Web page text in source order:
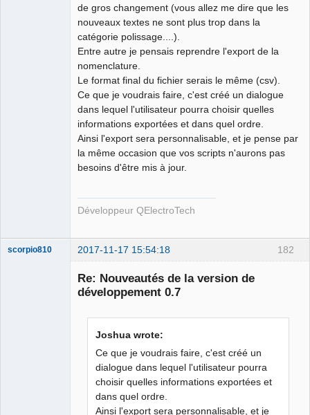
de gros changement (vous allez me dire que les
nouveaux textes ne sont plus trop dans la
catégorie polissage....).
Entre autre je pensais reprendre l'export de la
nomenclature.
Le format final du fichier serais le même (csv).
Ce que je voudrais faire, c'est créé un dialogue
dans lequel l'utilisateur pourra choisir quelles
informations exportées et dans quel ordre.
Ainsi l'export sera personnalisable, et je pense par
la même occasion que vos scripts n'aurons pas
besoins d'être mis à jour.
Développeur QElectroTech
182
scorpio810 2017-11-17 15:54:18
Re: Nouveautés de la version de
développement 0.7
Joshua wrote:
Ce que je voudrais faire, c'est créé un
dialogue dans lequel l'utilisateur pourra
choisir quelles informations exportées et
dans quel ordre.
Ainsi l'export sera personnalisable, et je